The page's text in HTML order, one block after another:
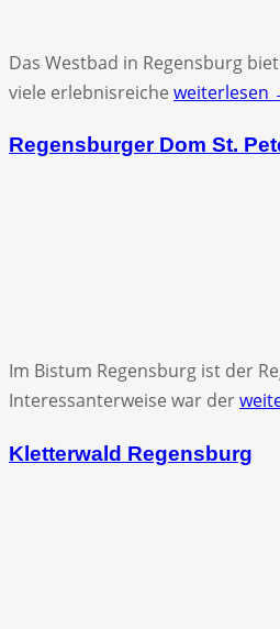
Das Westbad in Regensburg
viele erlebnisreiche weiterlesen
Regensburger Dom St.
Im Bistum Regensburg ist der
Interessanterweise war der
Kletterwald Regensburg